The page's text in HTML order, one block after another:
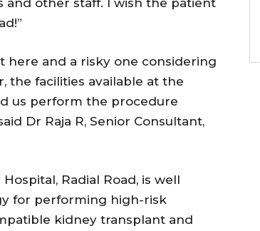
here and a risky one considering
the facilities available at the
us perform the procedure
Dr Raja R, Senior Consultant,
Radial Road, is well
for performing high-risk
kidney transplant and